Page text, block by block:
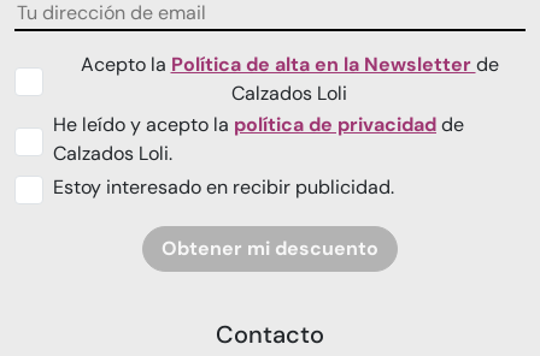
Acepto la Política de alta en la Newsletterde
Calzados Loli
He leído y acepto la política de privacidadde
Calzados Loli.
Estoy interesado en recibir publicidad.
Obtener mi descuento
Contacto